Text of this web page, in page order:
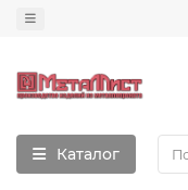
Каталог